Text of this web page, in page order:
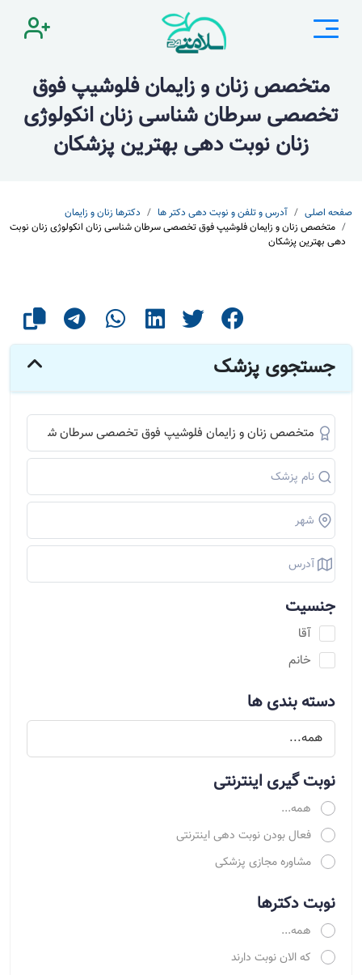
متخصص زنان و زایمان فلوشیپ فوق
تخصصی سرطان شناسی زنان انکولوژی
زنان نوبت دهی بهترین پزشکان
صفحه اصلی آدرس و تلفن و نوبت دهی دکتر ها
دکترها زنان و زایمان
متخصص زنان و زایمان فلوشیپ فوق تخصصی سرطان شناسی زنان انکولوژی زنان نوبت
دهی بهترین پزشکان
جستجوی پزشک
جنسیت
آقا
خانم
دسته بندی ها
نوبت گیری اینترنتی
همه...
فعال بودن نوبت دهی اینترنتی
مشاوره مجازی پزشکی
نوبت دکترها
همه...
که الان نوبت دارند